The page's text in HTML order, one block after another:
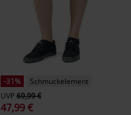
-31%
Schmuckelement
UVP69,99 €
47,99 €